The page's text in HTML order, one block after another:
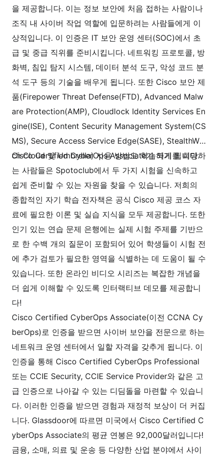
을 제공합니다. 이는 정보 보안에 처음 접하는 사람이나
조직 내 사이버 작업 역할에 입문하려는 사람들에게 이
상적입니다. 이 인증은 IT 보안 운영 센터(SOC)에서 초
급 및 중급 직위를 준비시킵니다. 네트워킹 프로토콜, 방
화벽, 침입 탐지 시스템, 데이터 분석 도구, 악성 코드 분
석 도구 등의 기술을 배우게 됩니다. 또한 Cisco 보안 제
품(Firepower Threat Defense(FTD), Advanced Malw
are Protection(AMP), Cloudlock Identity Services En
gine(ISE), Content Security Management System(CS
MS), Secure Access Service Edge(SASE), StealthWat
ch Cloud 및 Umbrella) 사용 방법도 학습하게 됩니다.
Cisco Certified CyberOps Associate가 되기를 희망하
는 사람들은 Spotoclub에서 두 가지 시험을 신속하고
쉽게 준비할 수 있는 자원을 찾을 수 있습니다. 저희의
종합적인 자기 학습 전자책은 공식 Cisco 제공 코스 자
료에 필요한 이론 및 실습 지식을 모두 제공합니다. 또한
인기 있는 연습 문제 은행에는 실제 시험 주제를 기반으
로 한 수백 개의 질문이 포함되어 있어 학생들이 시험 전
에 추가 검토가 필요한 영역을 식별하는 데 도움이 될 수
있습니다. 또한 온라인 비디오 시리즈는 복잡한 개념을
더 쉽게 이해할 수 있도록 인터랙티브 데모를 제공합니
다!
Cisco Certified CyberOps Associate(이전 CCNA Cy
berOps)로 인증을 받으면 사이버 보안을 전문으로 하는
네트워크 운영 센터에서 일할 자격을 갖추게 됩니다. 이
인증을 통해 Cisco Certified CyberOps Professional
또는 CCIE Security, CCIE Service Provider와 같은 고
급 인증으로 나아갈 수 있는 디딤돌을 마련할 수 있습니
다. 이러한 인증을 받으면 경험과 재정적 보상이 더 커집
니다. Glassdoor에 따르면 미국에서 Cisco Certified C
yberOps Associate의 평균 연봉은 92,000달러입니다!
금융, 소매, 의료 및 운송 등 다양한 산업 분야에서 사이